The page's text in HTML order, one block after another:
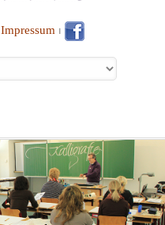
Impressum ⏐